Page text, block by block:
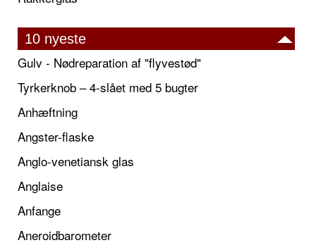
10 nyeste
Gulv - Nødreparation af "flyvestød"
Tyrkerknob – 4-slået med 5 bugter
Anhæftning
Angster-flaske
Anglo-venetiansk glas
Anglaise
Anfange
Aneroidbarometer